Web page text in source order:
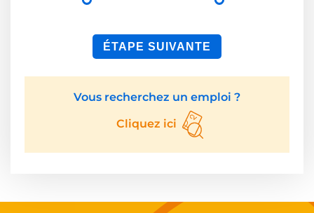
ÉTAPE SUIVANTE
Vous recherchez un emploi ?
Cliquez ici